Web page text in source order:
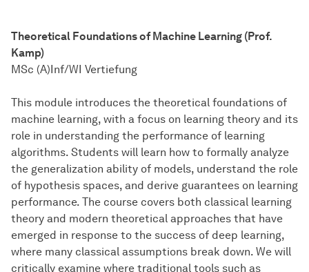
Theoretical Foundations of Machine Learning (Prof.
Kamp)
MSc (A)Inf/WI Vertiefung
This module introduces the theoretical foundations of
machine learning, with a focus on learning theory and its
role in understanding the performance of learning
algorithms. Students will learn how to formally analyze
the generalization ability of models, understand the role
of hypothesis spaces, and derive guarantees on learning
performance. The course covers both classical learning
theory and modern theoretical approaches that have
emerged in response to the success of deep learning,
where many classical assumptions break down. We will
critically examine where traditional tools such as